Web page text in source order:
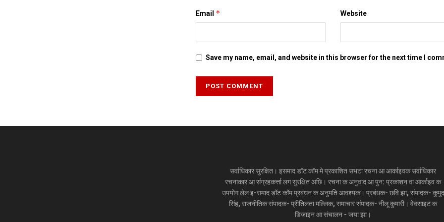
Email * Website
Save my name, email, and website in this browser for the next time I
सर्वाधिकार सुरक्षित। इसमाद डॉट कॉम मे प्रकाशित सभटा रचना आ आर्काइवक सर्वाधिकार
रचनाकार आ संग्रहकर्त्ता लग सुरक्षित अछि। रचना क अनुवाद आ पुन: प्रकाशन वा आर्काइव क
उपयोग लेल इ-समाद डॉट कॉम प्रबंधन क अनुमति आवश्यक। प्रबंधक- छवि झा, संपादक- कुमुद
सिंह, राजनीतिक संपादक- प्रीतिलता मल्लिक, समाचार संपादक- नीलू कुमारी। वेवसाइट क
डिजाइन आ संचालन - जया झा।